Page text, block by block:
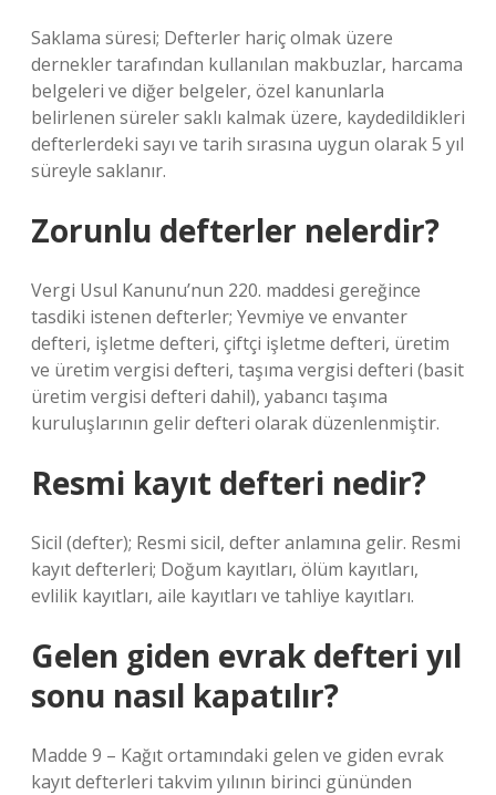
Saklama süresi; Defterler hariç olmak üzere
dernekler tarafından kullanılan makbuzlar, harcama
belgeleri ve diğer belgeler, özel kanunlarla
belirlenen süreler saklı kalmak üzere, kaydedildikleri
defterlerdeki sayı ve tarih sırasına uygun olarak 5 yıl
süreyle saklanır.
Zorunlu defterler nelerdir?
Vergi Usul Kanunu’nun 220. maddesi gereğince
tasdiki istenen defterler; Yevmiye ve envanter
defteri, işletme defteri, çiftçi işletme defteri, üretim
ve üretim vergisi defteri, taşıma vergisi defteri (basit
üretim vergisi defteri dahil), yabancı taşıma
kuruluşlarının gelir defteri olarak düzenlenmiştir.
Resmi kayıt defteri nedir?
Sicil (defter); Resmi sicil, defter anlamına gelir. Resmi
kayıt defterleri; Doğum kayıtları, ölüm kayıtları,
evlilik kayıtları, aile kayıtları ve tahliye kayıtları.
Gelen giden evrak defteri yıl
sonu nasıl kapatılır?
Madde 9 – Kağıt ortamındaki gelen ve giden evrak
kayıt defterleri takvim yılının birinci gününden